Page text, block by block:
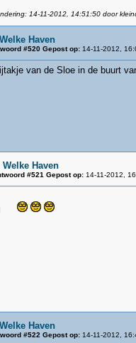
14-11-2012, 14:51:50 door
Haven
#520 Gepost op:14-11-2012,
van de Sloe in de buurt
Welke Haven
#521 Gepost op:14-11-2012,
Haven
#522 Gepost op:14-11-2012,